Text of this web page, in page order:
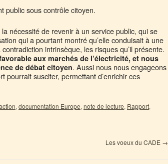
public sous contrôle citoyen.
nécessité de revenir à un service public, qui se
qui a pourtant montré qu’elle conduisait à une
intrinsèque, les risques qu’il présente.
aux marchés de l’électricité, et nous
de débat citoyen. Aussi nous nous engageons
pourrait susciter, permettant d’enrichir ces
, documentation Europe, note de lecture, Rapport,
Les voeux du CADE →